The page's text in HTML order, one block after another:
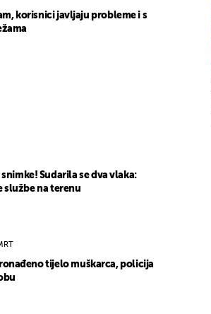
korisnici javljaju probleme i s
snimke! Sudarila se dva vlaka:
službe na terenu
tijelo muškarca, policija